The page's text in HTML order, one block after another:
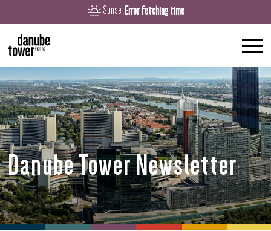
SunsetError fetching time
Danube Tower Newsletter